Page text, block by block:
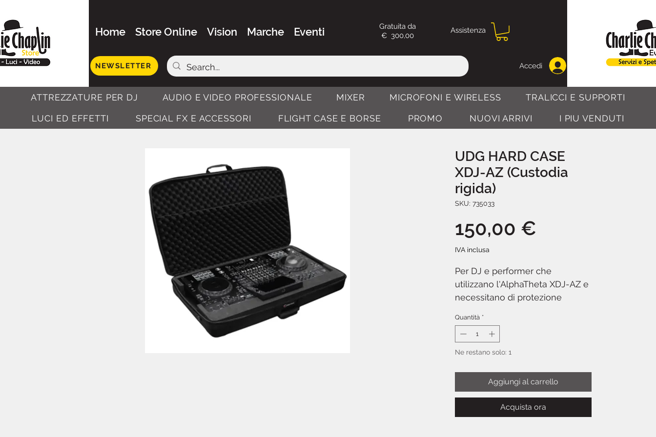
Home Store Online Vision Marche Eventi
Gratuita da
€ 300,00
Assistenza
NEWSLETTER Accedi
ATTREZZATURE PER DJ AUDIO E VIDEO PROFESSIONALE MIXER MICROFONI E WIRELESS TRALICCI E SUPPORTI
LUCI ED EFFETTI SPECIAL FX E ACCESSORI FLIGHT CASE E BORSE PROMO NUOVI ARRIVI I PIU VENDUTI
UDG HARD CASE
XDJ-AZ (Custodia
rigida)
SKU: 735033
150,00 €
IVA inclusa
Per DJ e performer che
utilizzano l'AlphaTheta XDJ-AZ e
necessitano di protezione
trasporto, la hard case UDG
Creator offre un equilibrio ideale
tra leggerezza, protezione e
compresso rivestito con tessuto
resistente all'abrasione, questa
custodia semi-rigida protegge il
controller da urti, graffi e polvere
Quantità *
Ne restano solo: 1
Aggiungi al carrello
Acquista ora